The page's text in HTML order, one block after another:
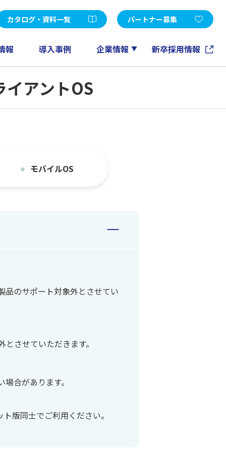
カタログ・資料一覧 パートナー募集
報 導入事例 企業情報 新卒採用情報
Edition
Microsoft365
GeneXus
その他
アントOS
モバイルOS
品のサポート対象外とさせてい
させていただきます。
合があります。
版同士でご利用ください。